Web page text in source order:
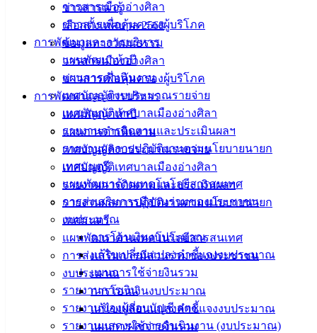
วารสารเมืองอ่างศิลา
ข่าวสารเพื่อคุ้มครองผู้บริโภค
การพัฒนาและการบริหาร
แผนพัฒนาห้าปี
แผนการดำเนินงาน
เทศบัญญัติงบประมาณรายจ่าย
เทศบัญญัติเทศบาลเมืองอ่างศิลา
รายงานการติดตามและประเมินผลฯ
รายงานผลการปฏิบัติงานตามนโยบายนายก
เทศมนตรี
แผนพัฒนาด้านเทคโนโลยีสารสนเทศ
การส่งเสริมการมีส่วนร่วมของประชาชน
งบประมาณ
การโอนเงินงบประมาณ
แก้ไขเปลี่ยนแปลงคำชี้แจงงบประมาณ
แผนการใช้จ่ายงินรวม
รายงานการเงิน
รายงานของผู้สอบบัญชี สตง.
รายงานแสดงผลการดำเนินงาน (งบประมาณ)
ข่าวสารน่ารู้
เลือกตั้งเทศบาล 2568
ข้อมูลทางวัฒนธรรม
วารสารเมืองอ่างศิลา
ข่าวสารเพื่อคุ้มครองผู้บริโภค
การพัฒนาและการบริหาร
แผนพัฒนาห้าปี
แผนการดำเนินงาน
เทศบัญญัติงบประมาณรายจ่าย
เทศบัญญัติเทศบาลเมืองอ่างศิลา
รายงานการติดตามและประเมินผลฯ
รายงานผลการปฏิบัติงานตามนโยบายนายก
เทศมนตรี
แผนพัฒนาด้านเทคโนโลยีสารสนเทศ
การส่งเสริมการมีส่วนร่วมของประชาชน
งบประมาณ
การโอนเงินงบประมาณ
แก้ไขเปลี่ยนแปลงคำชี้แจงงบประมาณ
แผนการใช้จ่ายงินรวม
ดาวน์โหลด
แบบ
ฟอร์ม,
เอกสาร
คู่มือ
สำหรับ
ประชาชน/
คู่มือการ
ปฏิบัติ
งาน
ข่าวสาร
น่ารู้
ศุนย์
ข้อมูล
ข่าวสาร
อิเล็กทรอนิกส์
องค์
ความรู้